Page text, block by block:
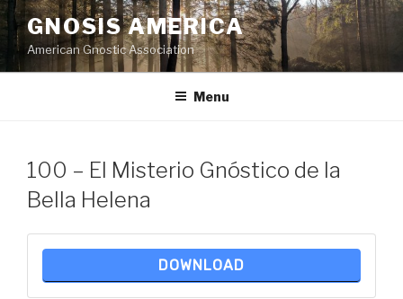
Skip
to
content
GNOSIS AMERICA
American Gnostic Association
Menu
100 – El Misterio Gnóstico de la
Bella Helena
DOWNLOAD